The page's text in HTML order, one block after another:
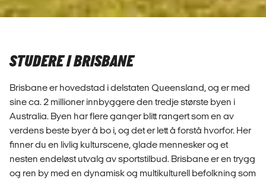
STUDERE I BRISBANE
Brisbane er hovedstad i delstaten Queensland, og er med
sine ca. 2 millioner innbyggere den tredje største byen i
Australia. Byen har flere ganger blitt rangert som en av
verdens beste byer å bo i, og det er lett å forstå hvorfor. Her
finner du en livlig kulturscene, glade mennesker og et
nesten endeløst utvalg av sportstilbud. Brisbane er en trygg
og ren by med en dynamisk og multikulturell befolkning som